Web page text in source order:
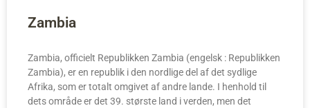
Zambia
Zambia, officielt Republikken Zambia (engelsk : Republikken
Zambia), er en republik i den nordlige del af det sydlige
Afrika, som er totalt omgivet af andre lande. I henhold til
dets område er det 39. største land i verden, men det